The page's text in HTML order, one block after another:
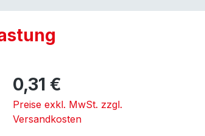
0,31 €
Preise exkl. MwSt. zzgl.
Versandkosten